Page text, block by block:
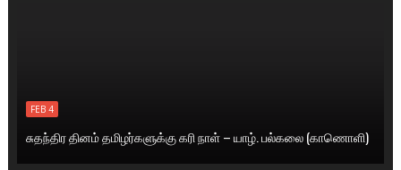
FEB 4
சுதந்திர தினம் தமிழர்களுக்கு கரி நாள் – யாழ். பல்கலை (காணொளி)